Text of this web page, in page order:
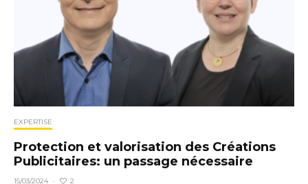
EXPERTISE
Protection et valorisation des Créations
Publicitaires: un passage nécessaire
15/03/2024 · 2